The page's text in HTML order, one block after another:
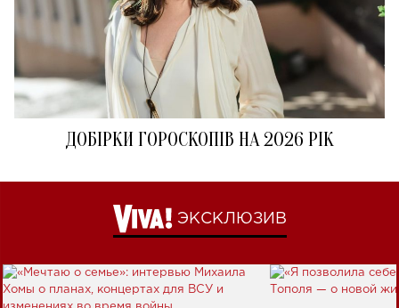
ДОБІРКИ ГОРОСКОПІВ НА 2026 РІК
ЭКСКЛЮЗИВ